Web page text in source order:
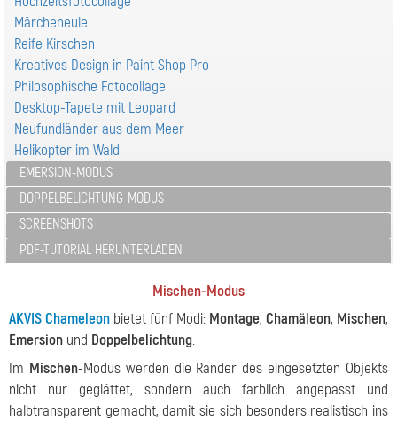
Märcheneule
Reife Kirschen
Kreatives Design in Paint Shop Pro
Philosophische Fotocollage
Desktop-Tapete mit Leopard
Neufundländer aus dem Meer
Helikopter im Wald
EMERSION-MODUS
DOPPELBELICHTUNG-MODUS
SCREENSHOTS
PDF-TUTORIAL HERUNTERLADEN
Mischen-Modus
AKVIS Chameleon bietet fünf Modi: Montage, Chamäleon, Mischen,
Emersion und Doppelbelichtung.
Im Mischen-Modus werden die Ränder des eingesetzten Objekts
nicht nur geglättet, sondern auch farblich angepasst und
halbtransparent gemacht, damit sie sich besonders realistisch ins